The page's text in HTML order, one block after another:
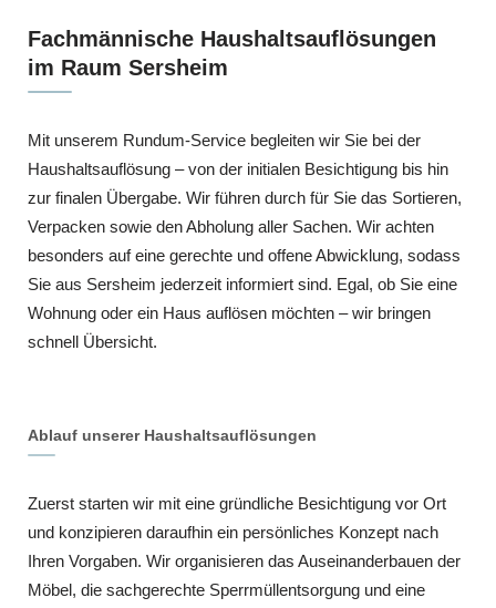
Fachmännische Haushaltsauflösungen
im Raum Sersheim
Mit unserem Rundum-Service begleiten wir Sie bei der
Haushaltsauflösung – von der initialen Besichtigung bis hin
zur finalen Übergabe. Wir führen durch für Sie das Sortieren,
Verpacken sowie den Abholung aller Sachen. Wir achten
besonders auf eine gerechte und offene Abwicklung, sodass
Sie aus Sersheim jederzeit informiert sind. Egal, ob Sie eine
Wohnung oder ein Haus auflösen möchten – wir bringen
schnell Übersicht.
Ablauf unserer Haushaltsauflösungen
Zuerst starten wir mit eine gründliche Besichtigung vor Ort
und konzipieren daraufhin ein persönliches Konzept nach
Ihren Vorgaben. Wir organisieren das Auseinanderbauen der
Möbel, die sachgerechte Sperrmüllentsorgung und eine